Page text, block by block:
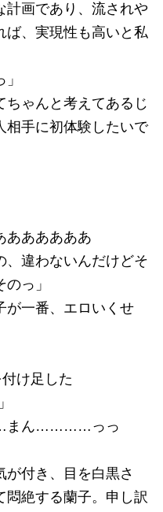
計画であり、流されや
ば、実現性も高いと私
ちゃんと考えてあるじ
相手に初体験したいで
あああああ
違わないんだけどそ
っ」
が一番、エロいくせ
け足した
まん…………っっ
付き、目を白黒さ
悶絶する蘭子。申し訳